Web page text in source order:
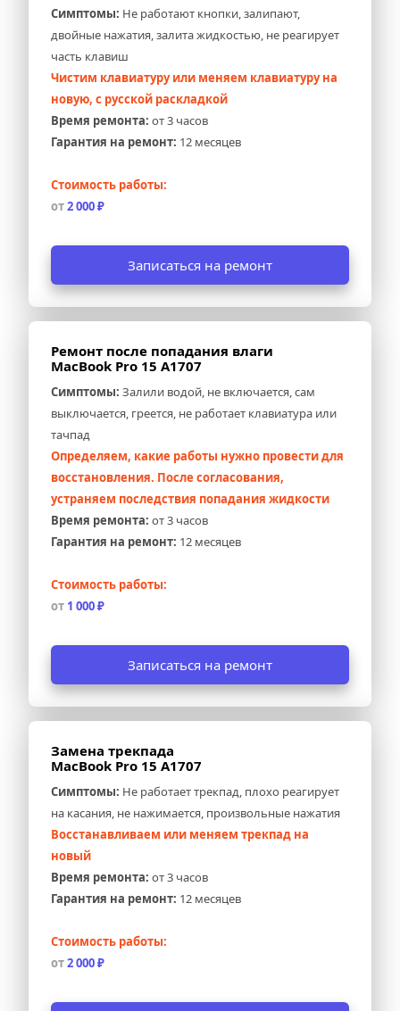
Симптомы: Не работают кнопки, залипают,
двойные нажатия, залита жидкостью, не реагирует
часть клавиш
Чистим клавиатуру или меняем клавиатуру на
новую, с русской раскладкой
Время ремонта: от 3 часов
Гарантия на ремонт: 12 месяцев
Стоимость работы:
от 2 000 ₽
Записаться на ремонт
Ремонт после попадания влаги
MacBook Pro 15 A1707
Симптомы: Залили водой, не включается, сам
выключается, греется, не работает клавиатура или
тачпад
Определяем, какие работы нужно провести для
восстановления. После согласования,
устраняем последствия попадания жидкости
Время ремонта: от 3 часов
Гарантия на ремонт: 12 месяцев
Стоимость работы:
от 1 000 ₽
Записаться на ремонт
Замена трекпада
MacBook Pro 15 A1707
Симптомы: Не работает трекпад, плохо реагирует
на касания, не нажимается, произвольные нажатия
Восстанавливаем или меняем трекпад на
новый
Время ремонта: от 3 часов
Гарантия на ремонт: 12 месяцев
Стоимость работы:
от 2 000 ₽